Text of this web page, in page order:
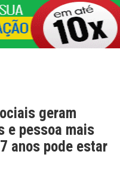
geram
e pessoa mais
anos pode estar